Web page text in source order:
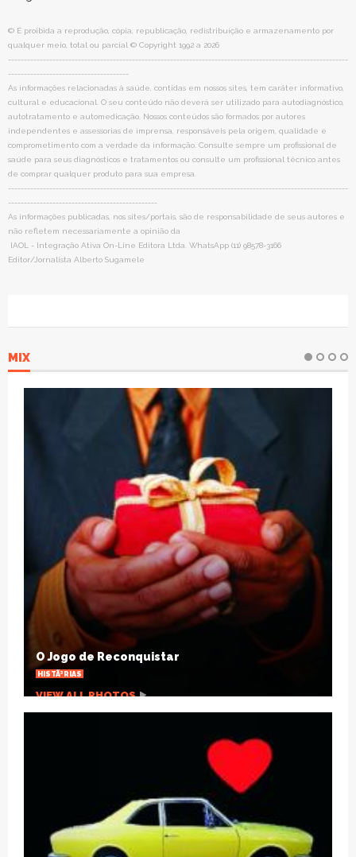
© É proibida a reprodução, cópia, republicação, redistribuição e armazenamento por
qualquer meio, total ou parcial © Copyright 1992 a 2026
-----------------------------------------------------------------------------------------------------------
--------------------------------------
As informações relacionadas à saúde, contidas em nossos sites, tem caráter informativo,
cultural e educacional. O seu conteúdo não deverá ser utilizado para autodiagnóstico,
autotratamento e automedicação. Nossos conteúdos são formados por autores
independentes e assessorias de imprensa, responsáveis pela origem, qualidade e
comprometimento com a verdade da informação. Consulte sempre um profissional de
saúde para seus diagnósticos e tratamentos ou consulte um profissional técnico antes
de comprar qualquer produto para sua empresa.
-----------------------------------------------------------------------------------------------------------
-----------------------------------------------
As informações publicadas, nos sites/portais, são de responsabilidade de seus autores e
não refletem necessariamente a opinião da
IAOL - Integração Ativa On-Line Editora Ltda. WhatsApp (11) 98578-3166
Editor/Jornalista Alberto Sugamele
MIX
Natal SolidÃ¡rio: escola arrecadarÃ¡
brinquedos para crianÃ§as carentes
OUTRAS NOTÃ­CIAS
VIEW ALL PHOTOS